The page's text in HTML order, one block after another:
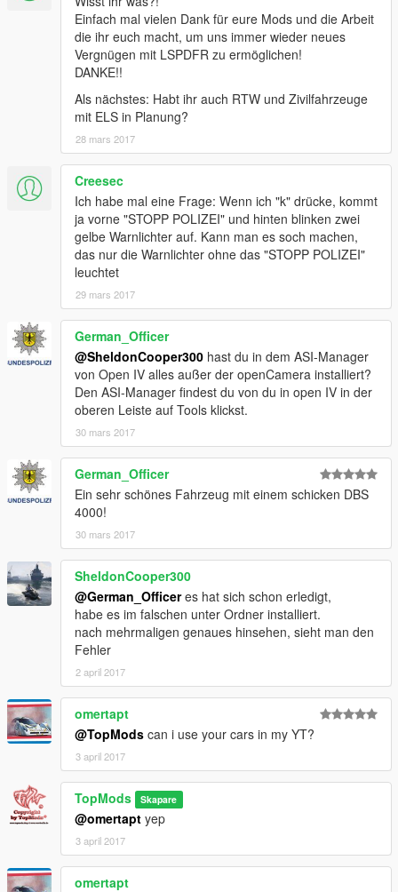
Einfach mal vielen Dank für eure Mods und die Arbeit
die ihr euch macht, um uns immer wieder neues
Vergnügen mit LSPDFR zu ermöglichen!
DANKE!!
Als nächstes: Habt ihr auch RTW und Zivilfahrzeuge
mit ELS in Planung?
28 mars 2017
Creesec
Ich habe mal eine Frage: Wenn ich "k" drücke, kommt
ja vorne "STOPP POLIZEI" und hinten blinken zwei
gelbe Warnlichter auf. Kann man es soch machen,
das nur die Warnlichter ohne das "STOPP POLIZEI"
leuchtet
29 mars 2017
German_Officer
@SheldonCooper300 hast du in dem ASI-Manager
von Open IV alles außer der openCamera installiert?
Den ASI-Manager findest du von du in open IV in der
oberen Leiste auf Tools klickst.
30 mars 2017
German_Officer
Ein sehr schönes Fahrzeug mit einem schicken DBS
4000!
30 mars 2017
SheldonCooper300
@German_Officeres hat sich schon erledigt,
habe es im falschen unter Ordner installiert.
nach mehrmaligen genaues hinsehen, sieht man den
Fehler
2 april 2017
omertapt
@TopMods can i use your cars in my YT?
3 april 2017
TopMods Skapare
@omertapt yep
3 april 2017
omertapt